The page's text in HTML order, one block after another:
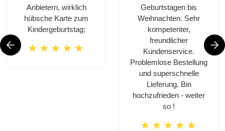
Anbietern, wirklich
hübsche Karte zum
Kindergeburtstag;
Geburtstagen bis
Weihnachten. Sehr
kompetenter,
freundlicher
Kundenservice.
Problemlose Bestellung
und superschnelle
Lieferung. Bin
hochzufrieden - weiter
so !